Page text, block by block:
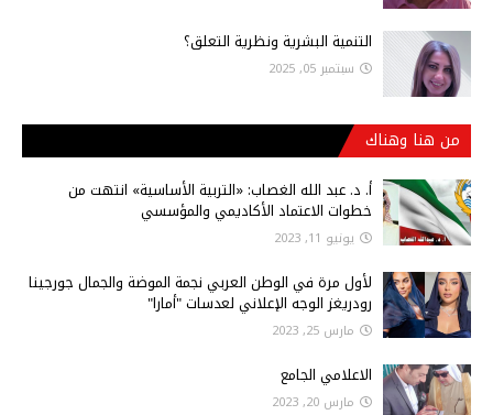
التنمية البشرية ونظرية التعلق؟
سبتمبر 05, 2025
من هنا وهناك
أ‌. د. عبد الله الغصاب: «التربية الأساسية» انتهت من
خطوات الاعتماد الأكاديمي والمؤسسي
يونيو 11, 2023
لأول مرة في الوطن العربي نجمة الموضة والجمال جورجينا
رودريغز الوجه الإعلاني لعدسات "أمارا"
مارس 25, 2023
الاعلامي الجامع
مارس 20, 2023